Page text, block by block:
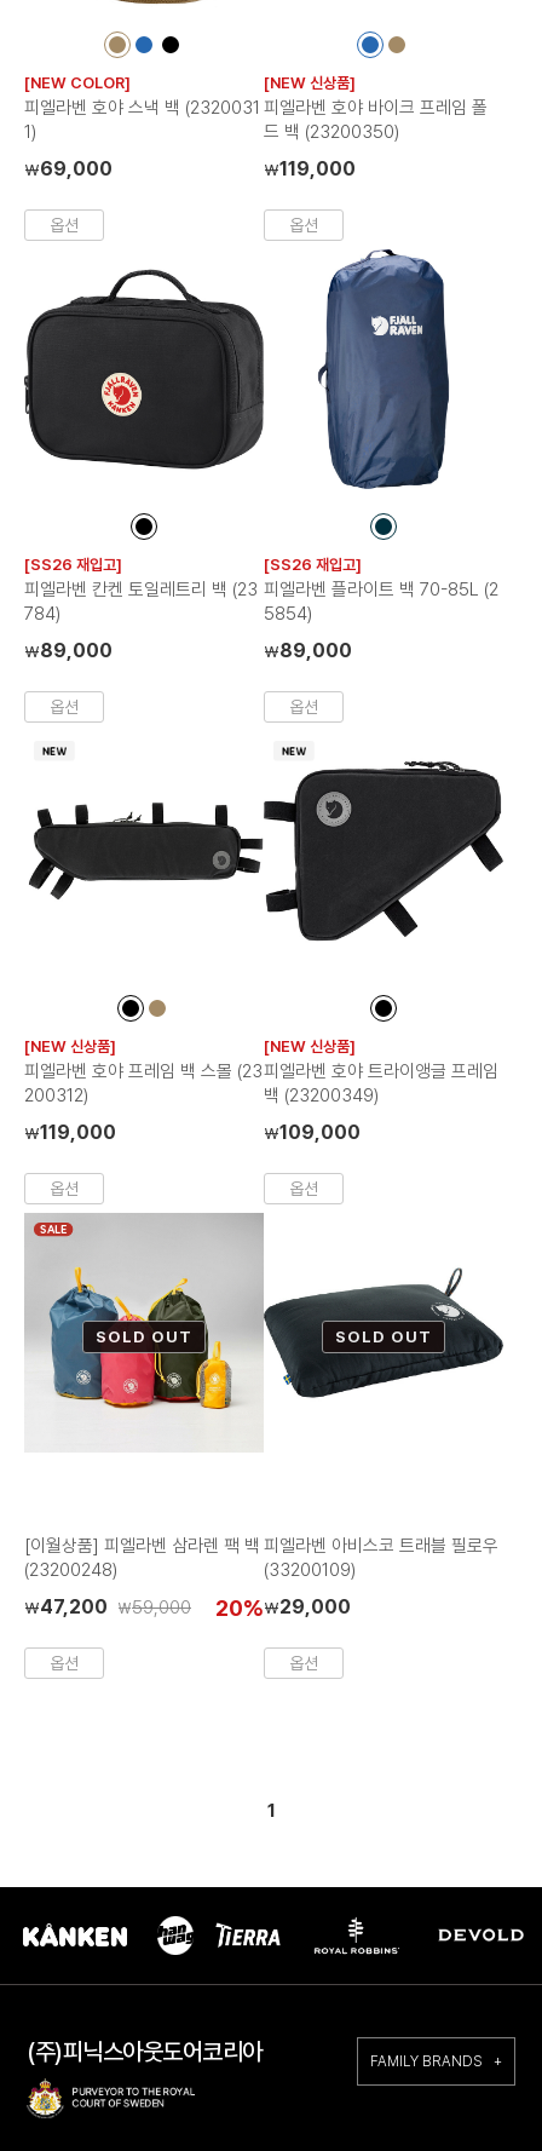
컬
칩
컬
컬
[NEW COLOR]
피엘라벤 호야 스낵 백 (2320031
1)
₩69,000
옵션
컬
컬
[NEW 신상품]
피엘라벤 호야 바이크 프레임 폴
드 백 (23200350)
₩119,000
옵션
컬
[SS26 재입고]
피엘라벤 칸켄 토일레트리 백 (23
784)
₩89,000
옵션
컬
[SS26 재입고]
피엘라벤 플라이트 백 70-85L (2
5854)
₩89,000
옵션
컬
컬
[NEW 신상품]
피엘라벤 호야 프레임 백 스몰 (23
200312)
₩119,000
옵션
컬
[NEW 신상품]
피엘라벤 호야 트라이앵글 프레임
백 (23200349)
₩109,000
옵션
SALE
SOLD OUT
[이월상품] 피엘라벤 삼라렌 팩 백
(23200248)
₩47,200 ₩59,000 20%
옵션
SOLD OUT
피엘라벤 아비스코 트래블 필로우
(33200109)
₩29,000
옵션
1
(주)피닉스아웃도어코리아 FAMILY BRANDS +